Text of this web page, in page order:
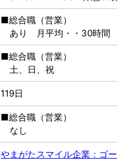
■総合職（営業）
あり 月平均・・30時間
■総合職（営業）
土、日、祝
119日
■総合職（営業）
なし
やまがたスマイル企業：ゴ